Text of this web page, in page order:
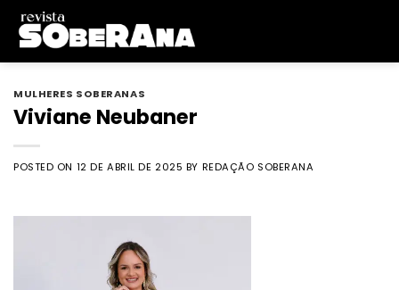
Skip
content
MULHERES SOBERANAS
Viviane Neubaner
POSTED ON 12 DE ABRIL DE 2025 BY REDAÇÃO SOBERANA